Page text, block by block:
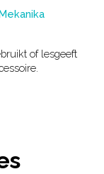
of lesgeeft